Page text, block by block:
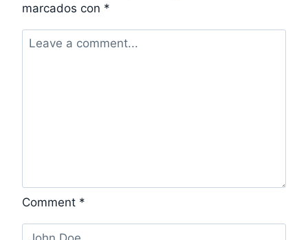
marcados con *
Comment *